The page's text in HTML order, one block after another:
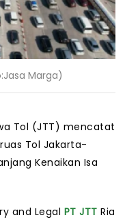
Marga)
Tol (JTT) mencatat
Tol Jakarta-
Kenaikan Isa
and Legal PT JTT Ria